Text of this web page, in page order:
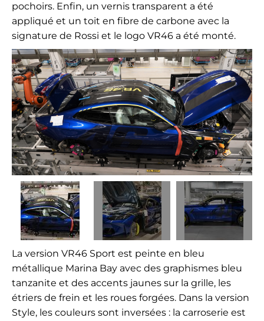
pochoirs. Enfin, un vernis transparent a été
appliqué et un toit en fibre de carbone avec la
signature de Rossi et le logo VR46 a été monté.
La version VR46 Sport est peinte en bleu
métallique Marina Bay avec des graphismes bleu
tanzanite et des accents jaunes sur la grille, les
étriers de frein et les roues forgées. Dans la version
Style, les couleurs sont inversées : la carroserie est